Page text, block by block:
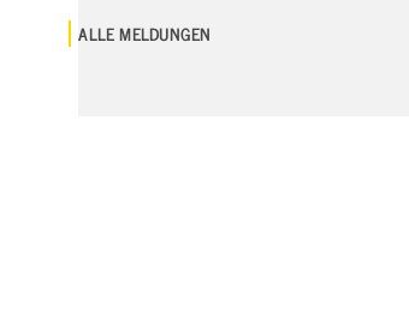
ALLE MELDUNGEN